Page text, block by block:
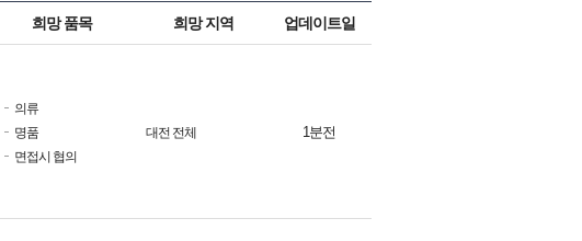
희망 품목 희망 지역 업데이트일
의류
명품
면접시 협의
대전 전체 1분전